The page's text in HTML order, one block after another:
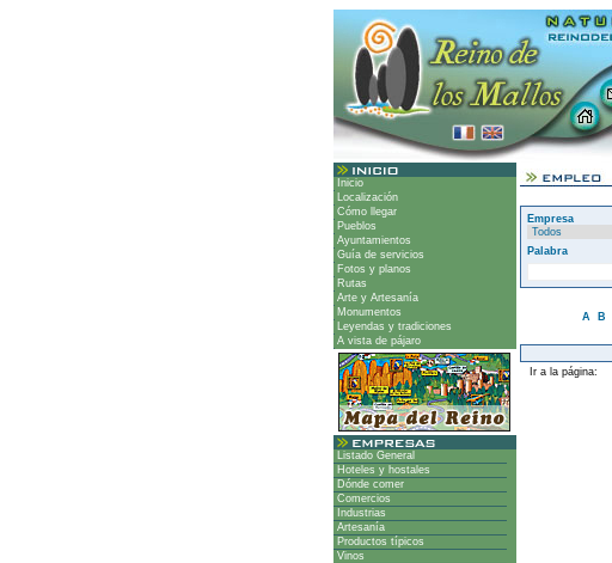
Inicio
Localización
Cómo llegar
Pueblos
Ayuntamientos
Guía de servicios
Fotos y planos
Rutas
Arte y Artesanía
Monumentos
Leyendas y tradiciones
A vista de pájaro
Listado General
Hoteles y hostales
Dónde comer
Comercios
Industrias
Artesanía
Productos típicos
Vinos
Empresa
Palabra
A B
Ir a la página: